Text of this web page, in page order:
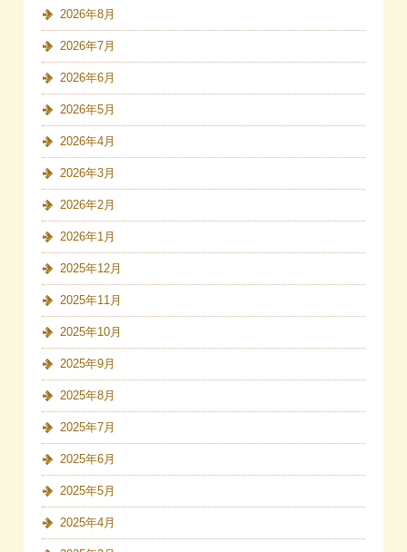
2026年8月
2026年7月
2026年6月
2026年5月
2026年4月
2026年3月
2026年2月
2026年1月
2025年12月
2025年11月
2025年10月
2025年9月
2025年8月
2025年7月
2025年6月
2025年5月
2025年4月